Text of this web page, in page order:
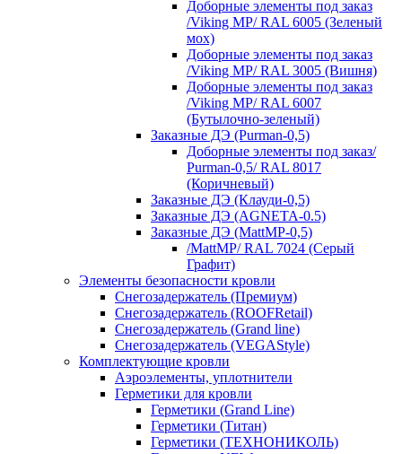
Доборные элементы под заказ
/Viking MP/ RAL 6005 (Зеленый
мох)
Доборные элементы под заказ
/Viking MP/ RAL 3005 (Вишня)
Доборные элементы под заказ
/Viking MP/ RAL 6007
(Бутылочно-зеленый)
Заказные ДЭ (Purman-0,5)
Доборные элементы под заказ/
Purman-0,5/ RAL 8017
(Коричневый)
Заказные ДЭ (Клауди-0,5)
Заказные ДЭ (AGNETA-0.5)
Заказные ДЭ (MattMP-0,5)
/MattMP/ RAL 7024 (Серый
Графит)
Элементы безопасности кровли
Снегозадержатель (Премиум)
Снегозадержатель (ROOFRetail)
Снегозадержатель (Grand line)
Снегозадержатель (VEGAStyle)
Комплектующие кровли
Аэроэлементы, уплотнители
Герметики для кровли
Герметики (Grand Line)
Герметики (Титан)
Герметики (ТЕХНОНИКОЛЬ)